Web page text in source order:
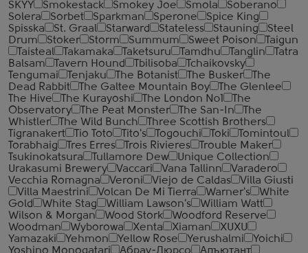
SKYY
Smokestack Smokey Joe Smola
Soberano
Solera
Sorbet Sparkman Sperone
Spice King
Spisska
St. Graal Starward Stateless Stauning
Steel
Drum
Stoker Storm Summum Sweet Poison
Taigun
Taisteal
Takamaka Taketsuru Tamdhu Tanglin
Tatra
Balsam
Tavern Hound Tbilisoba
Tchaikovsky
Tengumai
Tenjaku The Botanist The Busker
The
Dead Rabbit
The Galtee Mountain Boy
The Glenlee
The Hive
The Kurayoshi The London №1
The
Observatory
The Peat Monster The San-In
The
Whistler
The Wild Bunch
Three Scottish Brothers
Tigranakert
Tio Toto Tito's Togouchi Toki
Tomintoul
Torabhaig
Tres Erres Trois Rivieres
Trouble Maker
Tsukinokatsura
Tullamore Dew
Unique Collection
Urakasumi Brewery
Vaccari Vana Tallinn
Varadero
Vecchia Romagna
Veroni Viejo de Caldas
Villa Giusti
Villa Maestrini
Volcan De Mi Tierra Warner's
White
Gold
White Stag William Lawson's
William Watt
Wilson & Morgan
Wood Stork
Woodford Reserve
Woodman
Wyborowa Xenta Xiaman
XUXU
Yamazaki
Yehmon Yellow Rose Yerushalmi
Yoichi